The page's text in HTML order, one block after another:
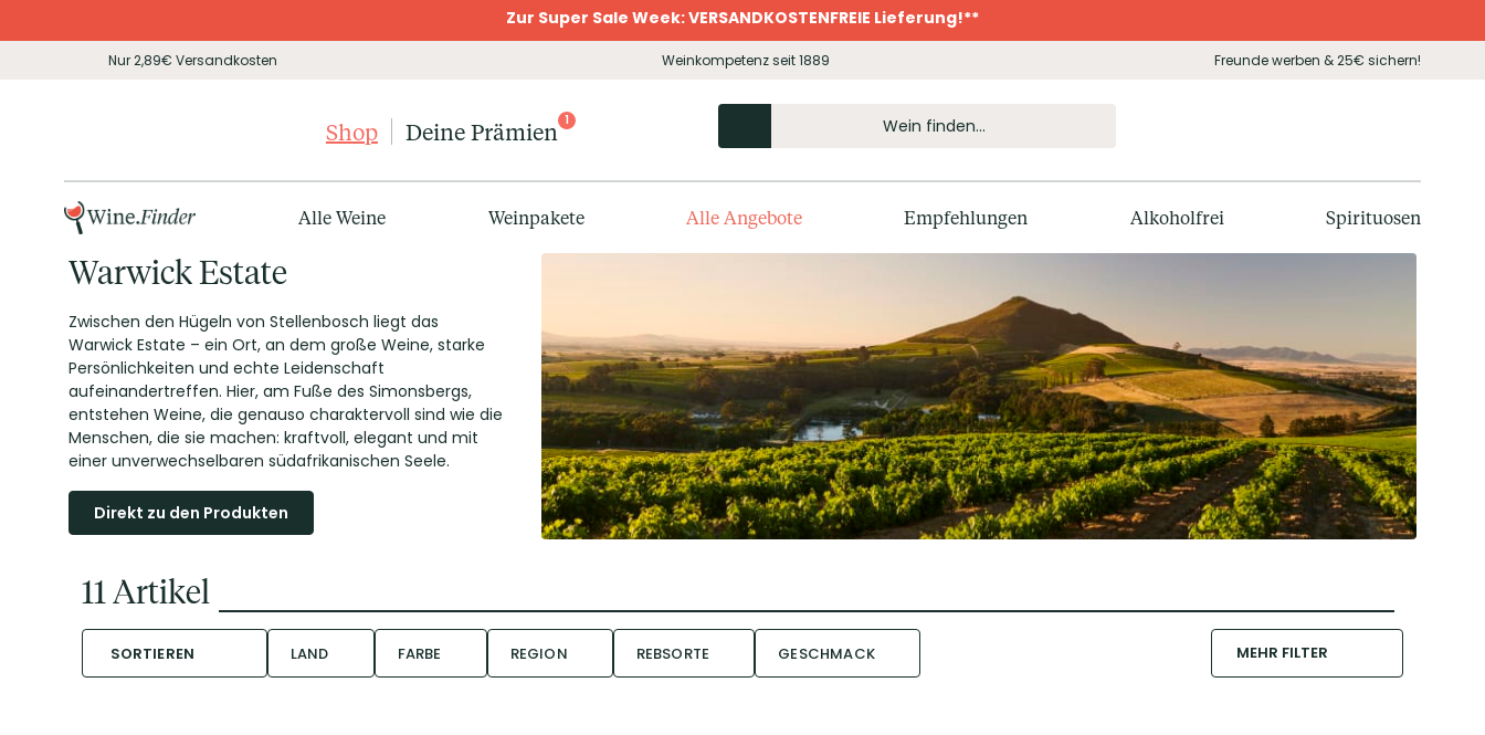
Zur Super Sale Week: VERSANDKOSTENFREIE Lieferung!**
Nur 2,89€ Versandkosten Weinkompetenz seit 1889 Freunde werben & 25€ sichern!
Shop Deine Prämien 1
Alle Weine Weinpakete Alle Angebote Empfehlungen Alkoholfrei Spirituosen
Warwick Estate
Zwischen den Hügeln von Stellenbosch liegt das
Warwick Estate – ein Ort, an dem große Weine, starke
Persönlichkeiten und echte Leidenschaft
aufeinandertreffen. Hier, am Fuße des Simonsbergs,
entstehen Weine, die genauso charaktervoll sind wie die
Menschen, die sie machen: kraftvoll, elegant und mit
einer unverwechselbaren südafrikanischen Seele.
Direkt zu den Produkten
11Artikel
SORTIEREN LAND FARBE REGION REBSORTE GESCHMACK MEHR FILTER